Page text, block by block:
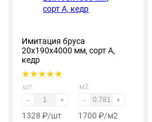
Имитация бруса
20х190х4000 мм, сорт А,
кедр
шт
- +
1328 ₽/шт
м2
- +
1700 ₽/м2